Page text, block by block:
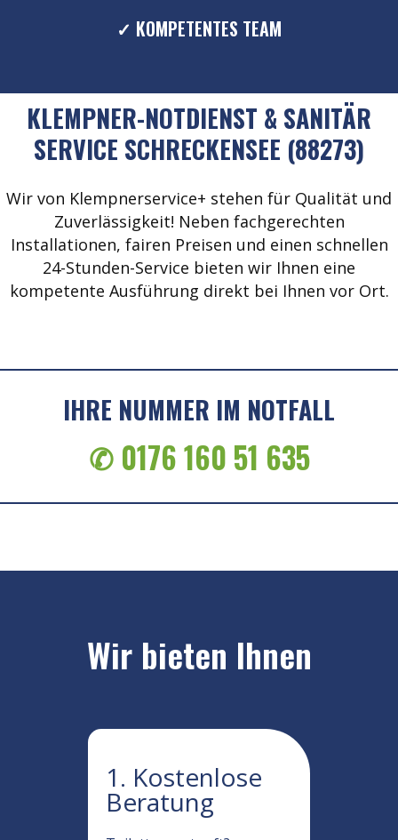
✓ KOMPETENTES TEAM
KLEMPNER-NOTDIENST & SANITÄR
SERVICE SCHRECKENSEE (88273)
Wir von Klempnerservice+ stehen für Qualität und
Zuverlässigkeit! Neben fachgerechten
Installationen, fairen Preisen und einen schnellen
24-Stunden-Service bieten wir Ihnen eine
kompetente Ausführung direkt bei Ihnen vor Ort.
IHRE NUMMER IM NOTFALL
✆ 0176 160 51 635
Wir bieten Ihnen
1. Kostenlose
Beratung